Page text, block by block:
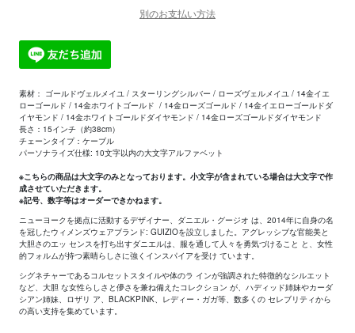
別のお支払い方法
素材： ゴールドヴェルメイユ / スターリングシルバー / ローズヴェルメイユ / 14金イエ
ローゴールド / 14金ホワイトゴールド / 14金ローズゴールド / 14金イエローゴールドダ
イヤモンド / 14金ホワイトゴールドダイヤモンド / 14金ローズゴールドダイヤモンド
長さ：15インチ（約38cm）
チェーンタイプ：ケーブル
パーソナライズ仕様: 10文字以内の大文字アルファベット
※こちらの商品は大文字のみとなっております。小文字が含まれている場合は大文字で作
成させていただきます。
※記号、数字等はオーダーできかねます。
ニューヨークを拠点に活動するデザイナー、ダニエル・グージオ は、2014年に自身の名
を冠したウィメンズウェアブランド: GUIZIOを設立しました。アグレッシブな官能美と
大胆さのエッ センスを打ち出すダニエルは、服を通して人々を勇気づけること と、女性
的フォルムが持つ素晴らしさに強くインスパイアを受け ています。
シグネチャーであるコルセットスタイルや体のラ インが強調された特徴的なシルエット
など、大胆 な女性らしさと儚さを兼ね備えたコレクション が、ハディッド姉妹やカーダ
シアン姉妹、ロザリ ア、BLACKPINK、レディー・ガガ等、数多くの セレブリティから
の高い支持を集めています。